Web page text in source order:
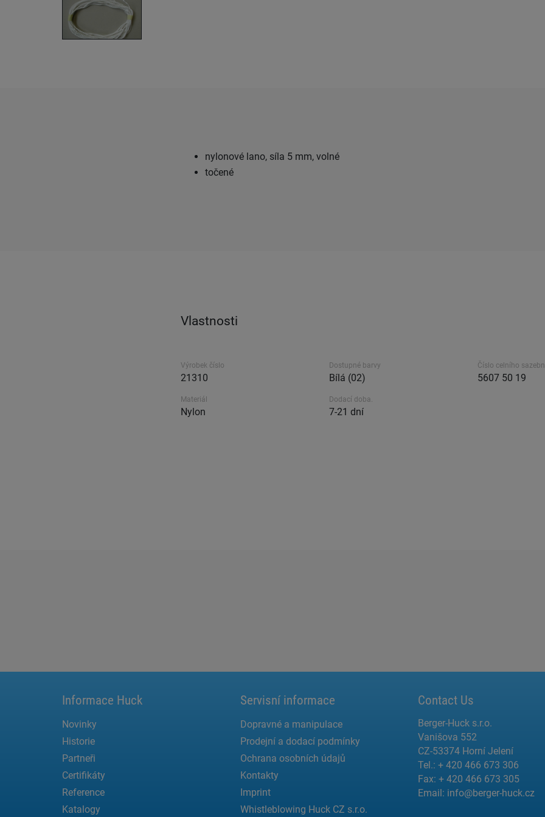
nylonové lano, síla 5 mm, volné
točené
Vlastnosti
Výrobek číslo
21310
Dostupné barvy
Bílá (02)
Číslo celního
5607 50 19
Materiál
Nylon
Dodací doba.
7-21 dní
Informace Huck
Novinky
Historie
Partneři
Certifikáty
Reference
Katalogy
Servisní informace
Dopravné a manipulace
Prodejní a dodací podmínky
Ochrana osobních údajů
Kontakty
Imprint
Whistleblowing Huck CZ s.r.o.
Contact Us
Berger-Huck s.r.o.
Vanišova 552
CZ-53374 Horní Jelení
Tel.: + 420 466 673 306
Fax: + 420 466 673 305
Email: info@berger-huck.cz